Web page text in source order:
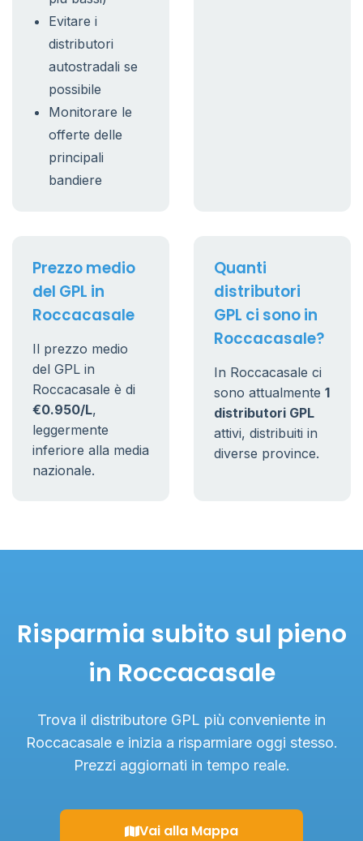
Evitare i
distributori
autostradali se
possibile
Monitorare le
offerte delle
principali
bandiere
Prezzo medio
del GPL in
Roccacasale
Il prezzo medio
del GPL in
Roccacasale è di
€0.950/L,
leggermente
inferiore alla media
nazionale.
Quanti
distributori
GPL ci sono in
Roccacasale?
In Roccacasale ci
sono attualmente 1
distributori GPL
attivi, distribuiti in
diverse province.
Risparmia subito sul pieno
in Roccacasale
Trova il distributore GPL più conveniente in
Roccacasale e inizia a risparmiare oggi stesso.
Prezzi aggiornati in tempo reale.
Vai alla Mappa